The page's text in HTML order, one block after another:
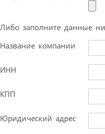
Либо заполните данные
Название компании
ИНН
КПП
Юридический адрес